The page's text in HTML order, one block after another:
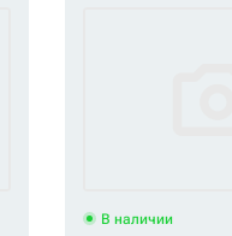
В наличии